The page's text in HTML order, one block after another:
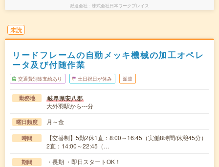
派遣会社 株式会社日本ワークプレイス
未読
リードフレームの自動メッキ機械の加工オペレ
ータ及び付随作業
交通費別途支給あり 土日祝日が休み 派遣
勤務地 岐阜県安八郡
大外羽駅から---分
曜日頻度 月～金
時間
【交替制】5勤2休1直：8:00～16:45（実働8時間/休憩45分）
2直：14:00～22:45（…
期間 ・長期 ・即日スタートOK！